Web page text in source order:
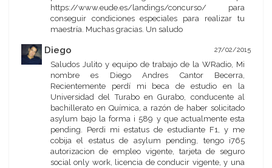
https://www.eude.es/landings/concurso/ para
conseguir condiciones especiales para realizar tu
maestría. Muchas gracias. Un saludo
Diego 27/02/2015
Saludos Julito y equipo de trabajo de la WRadio, Mi
nombre es Diego Andres Cantor Becerra,
Recientemente perdí mi beca de estudio en la
Universidad del Turabo en Gurabo, conducente al
bachillerato en Química, a razón de haber solicitado
asylum bajo la forma i 589 y que actualmente esta
pending. Perdi mi estatus de estudiante F1, y me
cobija el estatus de asylum pending, tengo i765
autorizacion de empleo vigente, tarjeta de seguro
social only work, licencia de conducir vigente, y una